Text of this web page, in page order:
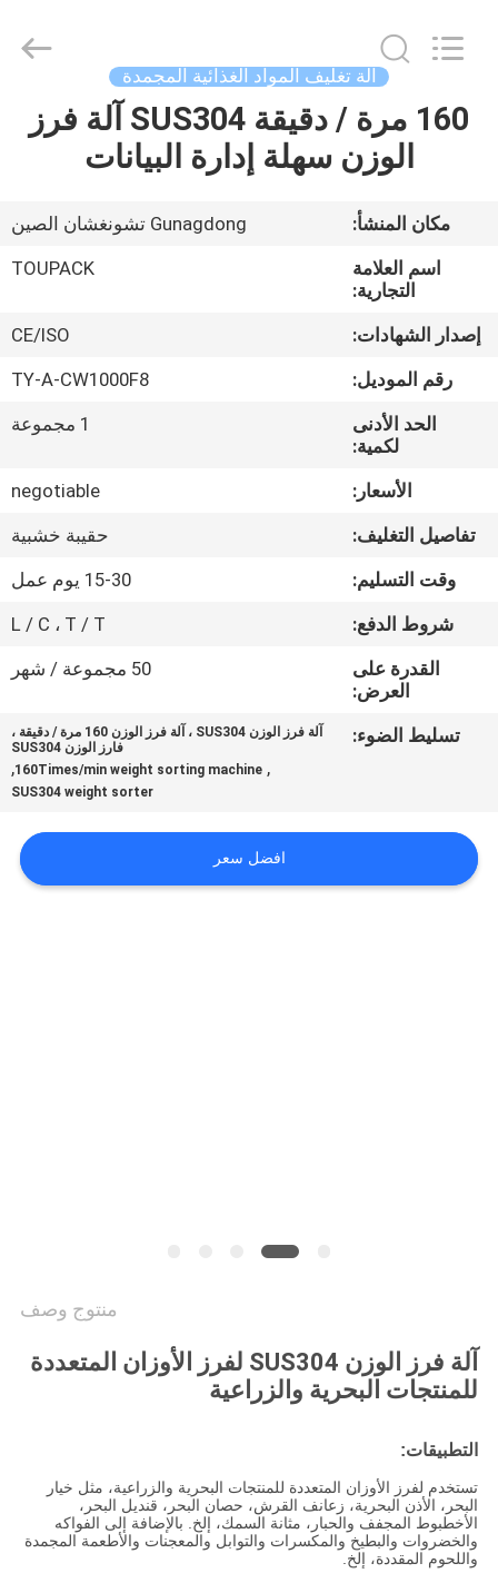
بيت
معلومات
جولة
ضبط
الجودة
اتصل
أخبار
اطلب
EQUIPMENT
Reserved.
آلة تغليف المواد الغذائية المجمدة
160 مرة / دقيقة SUS304 آلة فرز
الوزن سهلة إدارة البيانات
مكان المنشأ:
Gunagdong تشونغشان الصين
اسم العلامة
التجارية:
TOUPACK
إصدار الشهادات:
CE/ISO
رقم الموديل:
TY-A-CW1000F8
الحد الأدنى
لكمية:
1 مجموعة
الأسعار:
negotiable
تفاصيل التغليف:
حقيبة خشبية
وقت التسليم:
15-30 يوم عمل
شروط الدفع:
L / C ، T / T
القدرة على
العرض:
50 مجموعة / شهر
تسليط الضوء:
آلة فرز الوزن SUS304 ، آلة فرز الوزن 160 مرة / دقيقة ،
فارز الوزن SUS304
,
160Times/min weight sorting machine
,
SUS304 weight sorter
افضل سعر
منتوج وصف
آلة فرز الوزن SUS304 لفرز الأوزان المتعددة
للمنتجات البحرية والزراعية
التطبيقات:
تستخدم لفرز الأوزان المتعددة للمنتجات البحرية والزراعية، مثل خيار
البحر، الأذن البحرية، زعانف القرش، حصان البحر، قنديل البحر،
الأخطبوط المجفف والحبار، مثانة السمك، إلخ. بالإضافة إلى الفواكه
والخضروات والبطيخ والمكسرات والتوابل والمعجنات والأطعمة المجمدة
واللحوم المقددة، إلخ.